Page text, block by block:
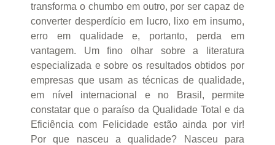
transforma o chumbo em outro, por ser capaz de
converter desperdício em lucro, lixo em insumo,
erro em qualidade e, portanto, perda em
vantagem. Um fino olhar sobre a literatura
especializada e sobre os resultados obtidos por
empresas que usam as técnicas de qualidade,
em nível internacional e no Brasil, permite
constatar que o paraíso da Qualidade Total e da
Eficiência com Felicidade estão ainda por vir!
Por que nasceu a qualidade? Nasceu para